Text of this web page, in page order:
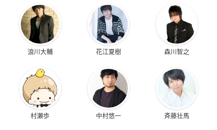
浪川大輔 花江夏樹 森川智之
村瀬歩 中村悠一 斉藤壮馬